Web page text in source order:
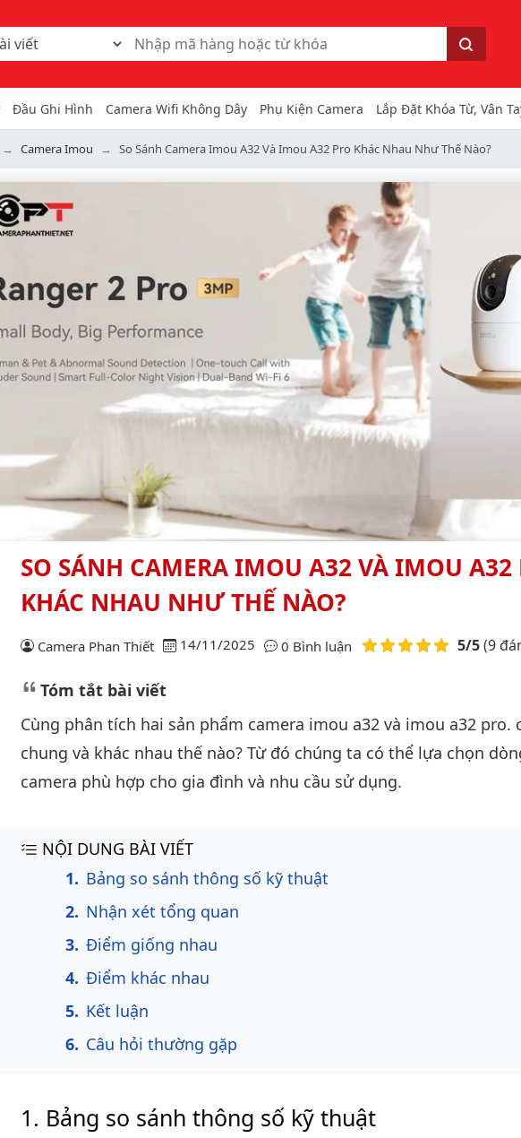
danh mục tìm kiếm
hoặc mã hàng
Tìm kiếm
Đầu Ghi Hình Camera Wifi Không Dây Phụ Kiện Camera Lắp Đặt Khóa Từ, Vân
Camera Imou So Sánh Camera Imou A32 Và Imou A32 Pro Khác Nhau Như Thế Nào?
SO SÁNH CAMERA IMOU A32 VÀ IMOU A32
KHÁC NHAU NHƯ THẾ NÀO?
Camera Phan Thiết 14/11/2025 0 Bình luận Điểm đánh giá 5/5(9
Tóm tắt bài viết
Cùng phân tích hai sản phẩm camera imou a32 và imou a32 pro.
chung và khác nhau thế nào? Từ đó chúng ta có thể lựa chọn
camera phù hợp cho gia đình và nhu cầu sử dụng.
Nội dung bài viết
NỘI DUNG BÀI VIẾT
Bảng so sánh thông số kỹ thuật
Nhận xét tổng quan
Điểm giống nhau
Điểm khác nhau
Kết luận
Câu hỏi thường gặp
Bảng so sánh thông số kỹ thuật